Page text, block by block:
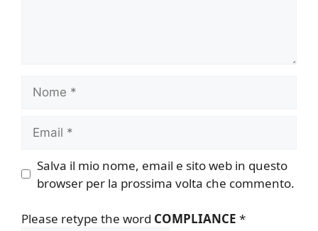
Salva il mio nome, email e sito web in questo
browser per la prossima volta che commento.
Please retype the word COMPLIANCE *